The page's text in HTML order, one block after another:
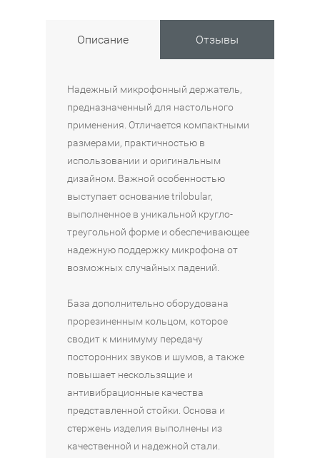
и
р
о
о
н
н
а
я
с
т
й
к
а
K
&
M
2
3
2
Описание Отзывы
Надежный микрофонный держатель,
предназначенный для настольного
применения. Отличается компактными
размерами, практичностью в
использовании и оригинальным
дизайном. Важной особенностью
выступает основание trilobular,
выполненное в уникальной кругло-
треугольной форме и обеспечивающее
надежную поддержку микрофона от
возможных случайных падений.
База дополнительно оборудована
прорезиненным кольцом, которое
сводит к минимуму передачу
посторонних звуков и шумов, а также
повышает нескользящие и
антивибрационные качества
представленной стойки. Основа и
стержень изделия выполнены из
качественной и надежной стали.